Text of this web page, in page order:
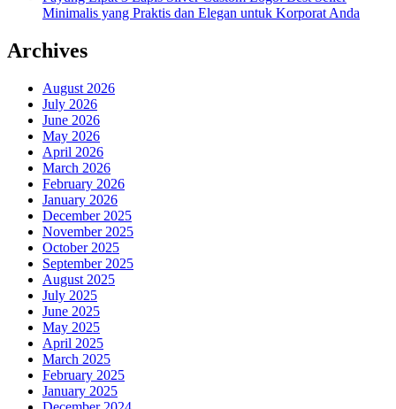
Minimalis yang Praktis dan Elegan untuk Korporat Anda
Archives
August 2026
July 2026
June 2026
May 2026
April 2026
March 2026
February 2026
January 2026
December 2025
November 2025
October 2025
September 2025
August 2025
July 2025
June 2025
May 2025
April 2025
March 2025
February 2025
January 2025